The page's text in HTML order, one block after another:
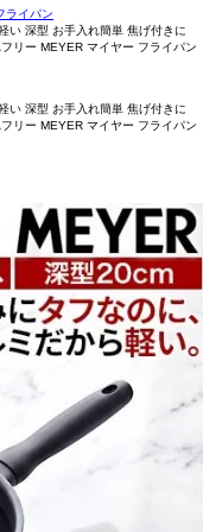
ライパン
い 深型 お手入れ簡単 焦げ付きに
リー MEYER マイヤー フライパン
い 深型 お手入れ簡単 焦げ付きに
リー MEYER マイヤー フライパン